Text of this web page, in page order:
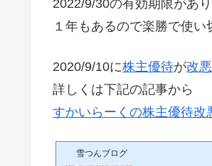
2022/9/30の有効期限があ
１年もあるので楽勝で使い
2020/9/10に株主優待が改悪
詳しくは下記の記事から
すかいらーくの株主優待改
雪つんブログ